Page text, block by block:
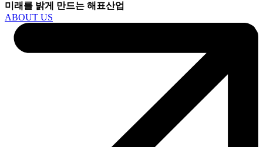
미래를 밝게 만드는 해표산업
ABOUT US